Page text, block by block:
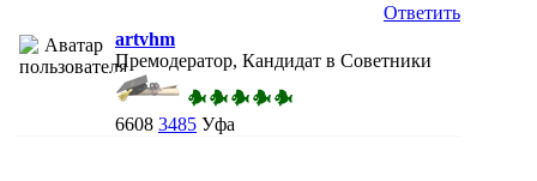
Ответить
artvhm
Премодератор, Кандидат в Советники
6608 3485 Уфа